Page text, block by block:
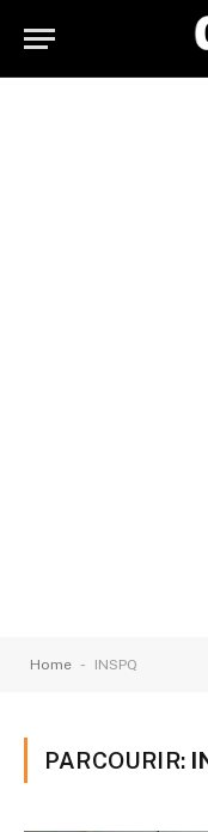
Home - INSPQ
PARCOURIR: